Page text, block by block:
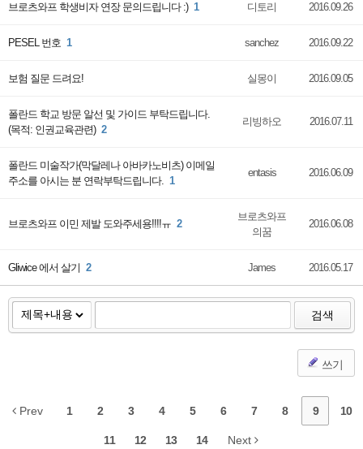
브로츠와프 학생비자 연장 문의드립니다 :) 1 디토리 2016.09.26
PESEL 번호 1 sanchez 2016.09.22
보험 질문 드려요! 실몽이 2016.09.05
폴란드 학교 방문 알선 및 가이드 부탁드립니다.
(목적: 인권교육관련) 2
리빙하오 2016.07.11
폴란드 미술작가(막달레나 아바카노비츠) 이메일
주소를 아시는 분 연락부탁드립니다. 1
entasis 2016.06.09
브로츠와프 이민 제발 도와주세용!!!!ㅠ 2
브로츠와프
의꿈
2016.06.08
Gliwice 에서 살기 2 James 2016.05.17
검색
쓰기
Prev 1 2 3 4 5 6 7 8 9 10
11 12 13 14 Next